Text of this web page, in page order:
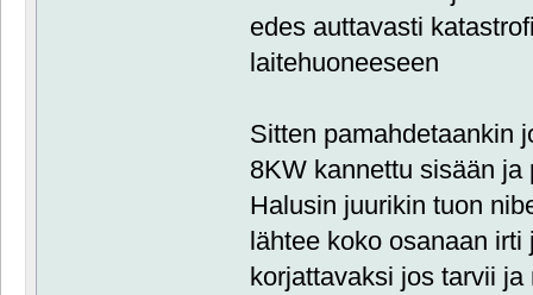
edes auttavasti
laitehuoneeseen
Sitten pamahdetaankin
8KW kannettu sisään
Halusin juurikin tuon
lähtee koko osanaan
korjattavaksi jos tarvii